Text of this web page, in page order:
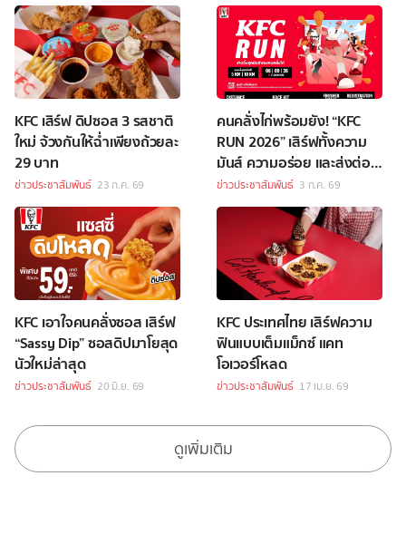
KFC เสิร์ฟ ดิปซอส 3 รสชาติ
ใหม่ จ้วงกันให้ฉ่ำเพียงถ้วยละ
29 บาท
ข่าวประชาสัมพันธ์ 23 ก.ค. 69
คนคลั่งไก่พร้อมยัง! “KFC
RUN 2026” เสิร์ฟทั้งความ
มันส์ ความอร่อย และส่งต่อ
โอกาสให้เด็กนอกระบบการ
ศึกษา
ข่าวประชาสัมพันธ์ 3 ก.ค. 69
KFC เอาใจคนคลั่งซอส เสิร์ฟ
“Sassy Dip” ซอสดิปมาโยสุด
นัวใหม่ล่าสุด
ข่าวประชาสัมพันธ์ 20 มิ.ย. 69
KFC ประเทศไทย เสิร์ฟความ
ฟินแบบเต็มแม็กซ์ แคท
โอเวอร์โหลด
ข่าวประชาสัมพันธ์ 17 เม.ย. 69
ดูเพิ่มเติม